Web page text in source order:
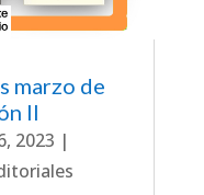
marzo de
II
2023 |